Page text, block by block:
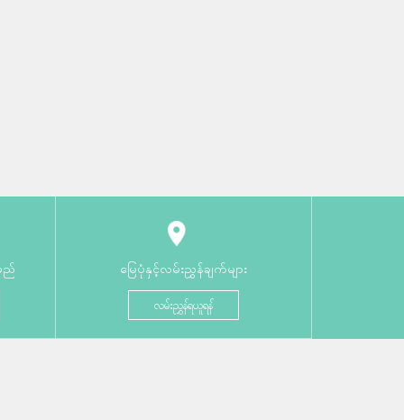
ည် မြေပုံနှင့်လမ်းညွှန်ချက်များ
လမ်းညွှန်ရယူရန်